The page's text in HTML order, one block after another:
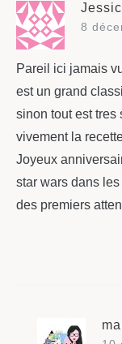
8
Pareil ici jamais
est un grand
sinon tout est tres
vivement la
Joyeux
star wars dans
des premiers